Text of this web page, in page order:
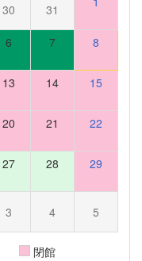
30 31
6 7 8
13 14 15
20 21 22
27 28 29
3 4 5
閉館